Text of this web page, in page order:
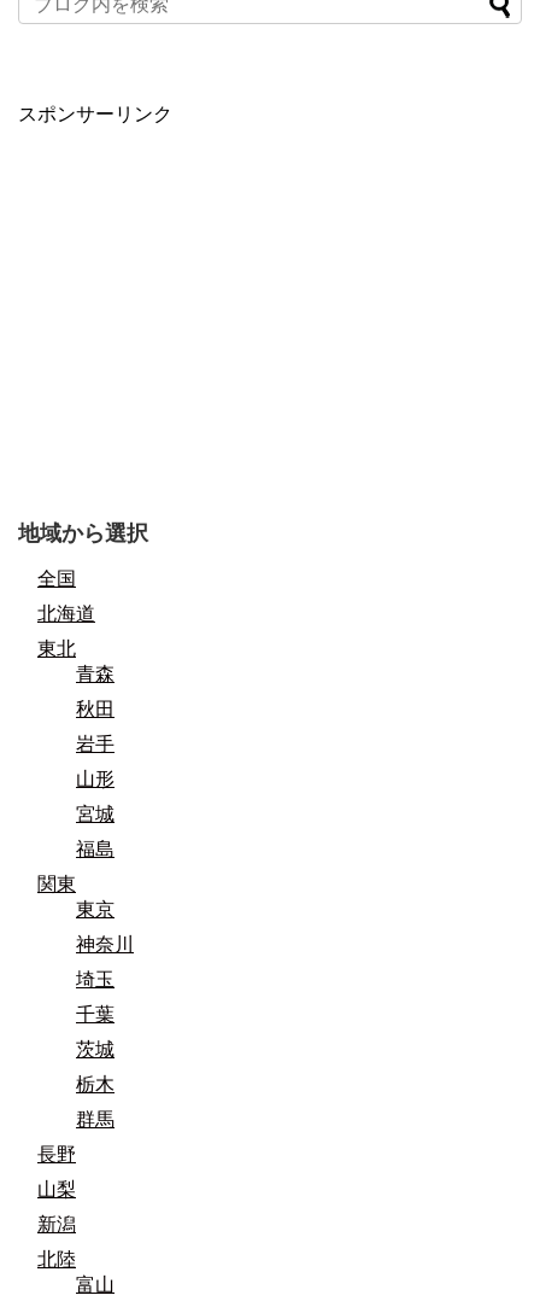
スポンサーリンク
地域から選択
全国
北海道
東北
青森
秋田
岩手
山形
宮城
福島
関東
東京
神奈川
埼玉
千葉
茨城
栃木
群馬
長野
山梨
新潟
北陸
富山